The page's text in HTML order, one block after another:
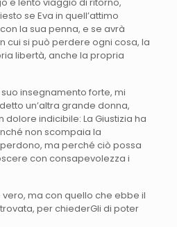
se Eva in quell’attimo
la sua penna, e se avrà
cui si può perdere ogni cosa, la
libertà, anche la propria
insegnamento forte, mi
un’altra grande donna,
indicibile: La Giustizia ha
non scompaia la
ma perché ciò possa
con consapevolezza i
ma con quello che ebbe il
per chiederGli di poter